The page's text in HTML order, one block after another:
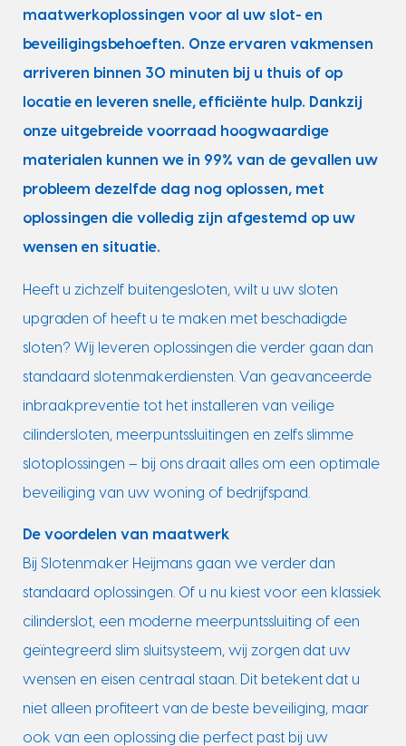
maatwerkoplossingen voor al uw slot- en
beveiligingsbehoeften. Onze ervaren vakmensen
arriveren binnen 30 minuten bij u thuis of op
locatie en leveren snelle, efficiënte hulp. Dankzij
onze uitgebreide voorraad hoogwaardige
materialen kunnen we in 99% van de gevallen uw
probleem dezelfde dag nog oplossen, met
oplossingen die volledig zijn afgestemd op uw
wensen en situatie.
Heeft u zichzelf buitengesloten, wilt u uw sloten
upgraden of heeft u te maken met beschadigde
sloten? Wij leveren oplossingen die verder gaan dan
standaard slotenmakerdiensten. Van geavanceerde
inbraakpreventie tot het installeren van veilige
cilindersloten, meerpuntssluitingen en zelfs slimme
slotoplossingen – bij ons draait alles om een optimale
beveiliging van uw woning of bedrijfspand.
De voordelen van maatwerk
Bij Slotenmaker Heijmans gaan we verder dan
standaard oplossingen. Of u nu kiest voor een klassiek
cilinderslot, een moderne meerpuntssluiting of een
geïntegreerd slim sluitsysteem, wij zorgen dat uw
wensen en eisen centraal staan. Dit betekent dat u
niet alleen profiteert van de beste beveiliging, maar
ook van een oplossing die perfect past bij uw